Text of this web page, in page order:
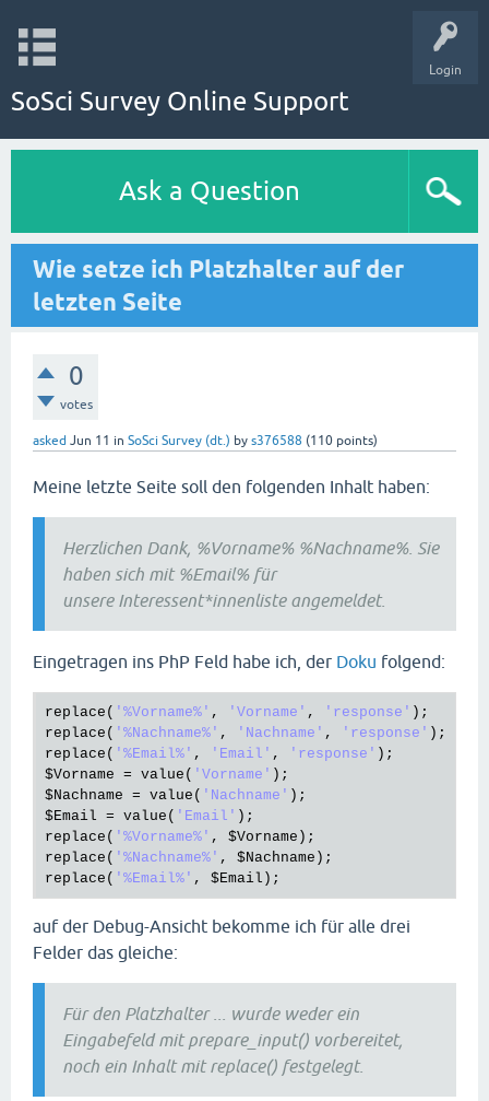
Login
SoSci Survey Online Support
Ask a Question
Wie setze ich Platzhalter auf der
letzten Seite
0
votes
asked Jun 11 in SoSci Survey (dt.) by s376588 (110 points)
Meine letzte Seite soll den folgenden Inhalt haben:
Herzlichen Dank, %Vorname% %Nachname%. Sie
haben sich mit %Email% für
unsere Interessent*innenliste angemeldet.
Eingetragen ins PhP Feld habe ich, der Doku folgend:
replace ( '%Vorname%' , 'Vorname' , 'response'
replace ( '%Nachname%' , 'Nachname' , 'response'
replace ( '%Email%' , 'Email' , 'response'
$Vorname = value ( 'Vorname'
$Nachname = value ( 'Nachname'
$Email = value ( 'Email'
replace ( '%Vorname%' , $Vorname
replace ( '%Nachname%' , $Nachname
replace ( '%Email%' , $Email
auf der Debug-Ansicht bekomme ich für alle drei
Felder das gleiche:
Für den Platzhalter ... wurde weder ein
Eingabefeld mit prepare_input() vorbereitet,
noch ein Inhalt mit replace() festgelegt.